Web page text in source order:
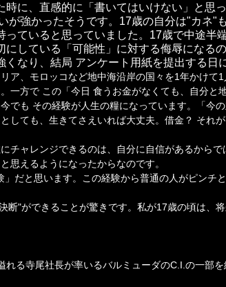
時に、直感的に「書いてはいけない」と思
が強かったそうです。17歳の自分は"カネ"
っていると思っていました。17歳で中途半
にしている「可能性」に対する侮辱になる
くなり、結局 アンケート用紙を提出する日
ア、モロッコなど地中海沿岸の国々を1年かけて
一方で この「今日 食うお金がなくても、自分と
でも その経験が人生の糧になっています。「今
しても、生きてさえいれば大丈夫。借金？ それ
チャレンジできるのは、自分に自信があるから
思えるようになったからなのです。
」だと思います。この経験から普通の人がピンチ
断"ができることが驚きです。私が17歳の頃は、
れる寺尾社長が率いるバルミューダのC.I.の一部を